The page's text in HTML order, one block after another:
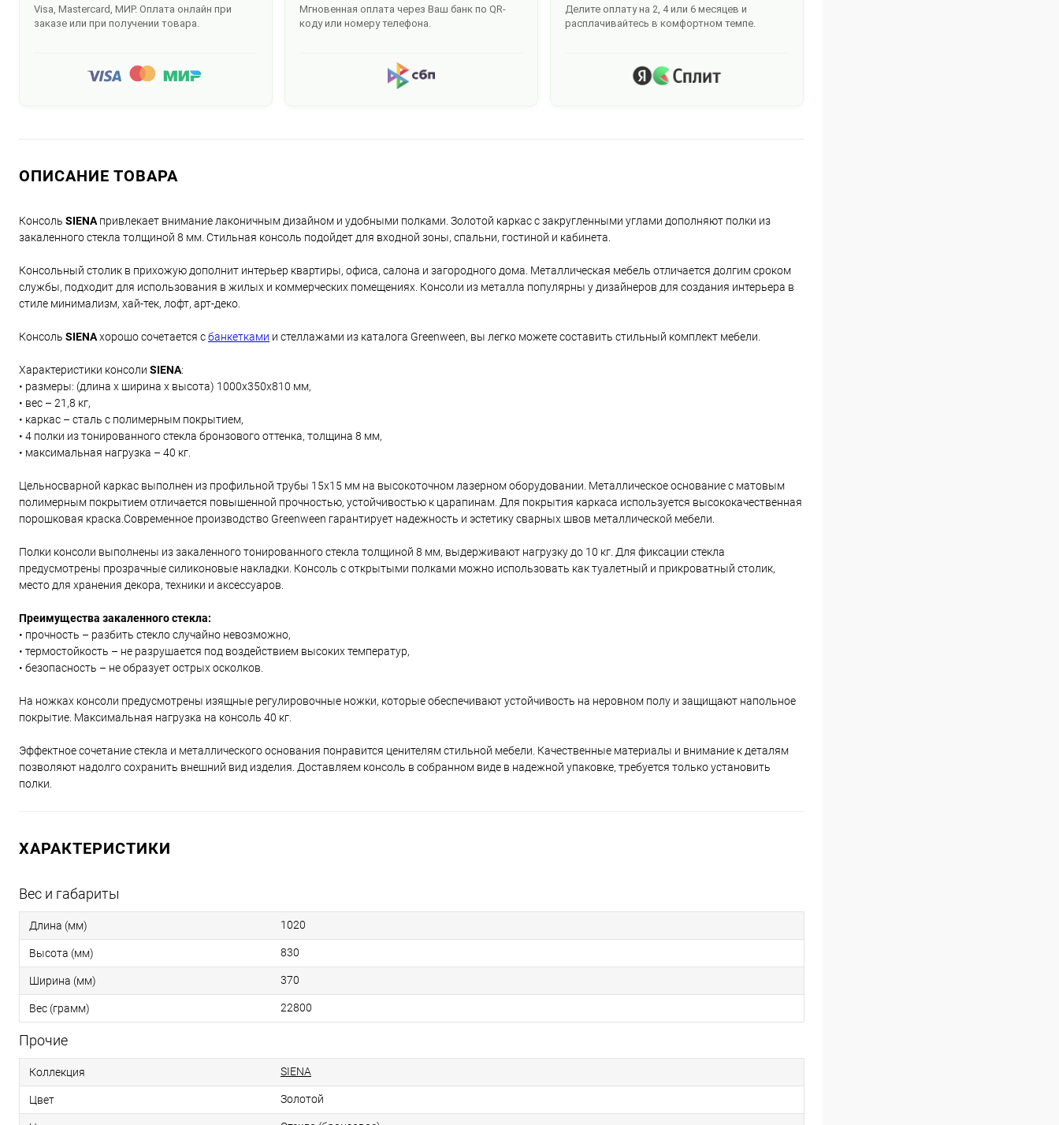
Visa, Mastercard, МИР. Оплата онлайн при
заказе или при получении товара.
Мгновенная оплата через Ваш банк по QR-
коду или номеру телефона.
Делите оплату на 2, 4 или 6 месяцев и
расплачивайтесь в комфортном темпе.
ОПИСАНИЕ ТОВАРА
Консоль SIENAпривлекает внимание лаконичным дизайном и удобными полками. Золотой каркас с закругленными углами дополняют полки из
закаленного стекла толщиной 8 мм. Стильная консоль подойдет для входной зоны, спальни, гостиной и кабинета.
Консольный столик в прихожую дополнит интерьер квартиры, офиса, салона и загородного дома. Металлическая мебель отличается долгим сроком
службы, подходит для использования в жилых и коммерческих помещениях. Консоли из металла популярны у дизайнеров для создания интерьера в
стиле минимализм, хай-тек, лофт, арт-деко.
Консоль SIENAхорошо сочетается сбанкетками и стеллажами из каталога Greenween, вы легко можете составить стильный комплект мебели.
Характеристики консоли SIENA:
• размеры: (длина х ширина х высота) 1000х350х810 мм,
• вес – 21,8 кг,
• каркас – сталь с полимерным покрытием,
• 4 полки из тонированного стекла бронзового оттенка, толщина 8 мм,
• максимальная нагрузка – 40 кг.
Цельносварной каркас выполнен из профильной трубы 15х15 мм на высокоточном лазерном оборудовании. Металлическое основание с матовым
полимерным покрытием отличается повышенной прочностью, устойчивостью к царапинам. Для покрытия каркаса используется высококачественная
порошковая краска.Современное производство Greenween гарантирует надежность и эстетику сварных швов металлической мебели.
Полки консоли выполнены из закаленного тонированного стекла толщиной 8 мм, выдерживают нагрузку до 10 кг. Для фиксации стекла
предусмотрены прозрачные силиконовые накладки. Консоль с открытыми полками можно использовать как туалетный и прикроватный столик,
место для хранения декора, техники и аксессуаров.
Преимущества закаленного стекла:
• прочность – разбить стекло случайно невозможно,
• термостойкость – не разрушается под воздействием высоких температур,
• безопасность – не образует острых осколков.
На ножках консоли предусмотрены изящные регулировочные ножки, которые обеспечивают устойчивость на неровном полу и защищают напольное
покрытие. Максимальная нагрузка на консоль 40 кг.
Эффектное сочетание стекла и металлического основания понравится ценителям стильной мебели. Качественные материалы и внимание к деталям
позволяют надолго сохранить внешний вид изделия. Доставляем консоль в собранном виде в надежной упаковке, требуется только установить
полки.
ХАРАКТЕРИСТИКИ
Вес и габариты
Длина (мм) 1020
Высота (мм) 830
Ширина (мм) 370
Вес (грамм) 22800
Прочие
Коллекция SIENA
Цвет Золотой